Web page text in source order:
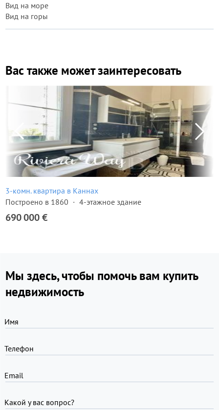
Вид на море
Вид на горы
Вас также может заинтересовать
3-комн. квартира в Каннах
Построено в 1860
4-этажное здание
690 000 €
Мы здесь, чтобы помочь вам купить
недвижимость
Имя
Телефон
Email
Какой у вас вопрос?